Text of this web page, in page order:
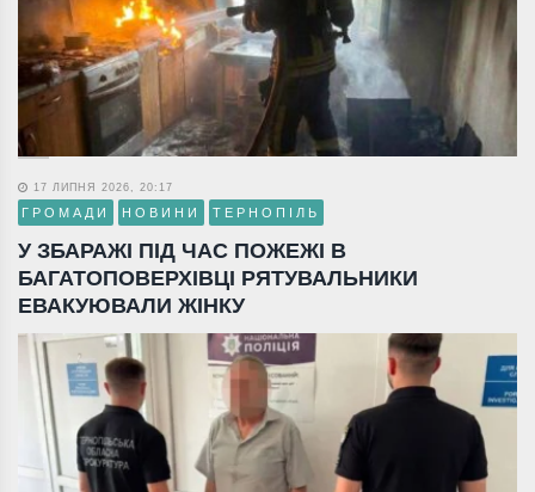
17 ЛИПНЯ 2026, 20:17
ГРОМАДИ НОВИНИ ТЕРНОПІЛЬ
У ЗБАРАЖІ ПІД ЧАС ПОЖЕЖІ В
БАГАТОПОВЕРХІВЦІ РЯТУВАЛЬНИКИ
ЕВАКУЮВАЛИ ЖІНКУ